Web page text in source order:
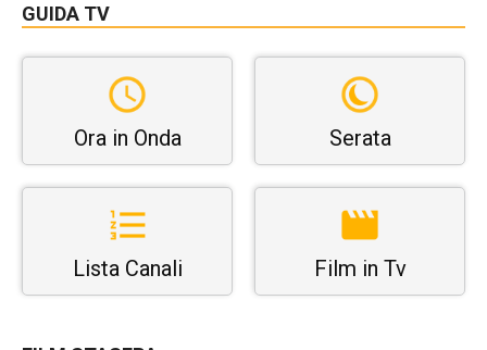
GUIDA TV
Ora in Onda Serata
Lista Canali Film in Tv